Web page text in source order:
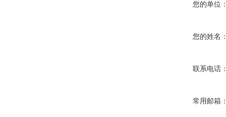
您的单位
您的姓名
联系电话
常用邮箱